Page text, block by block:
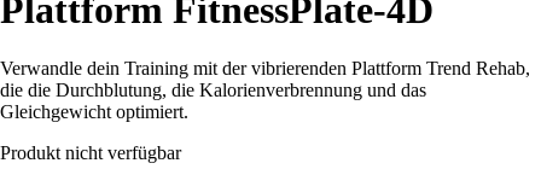
Plattform FitnessPlate-4D
Verwandle dein Training mit der vibrierenden Plattform Trend Rehab,
die die Durchblutung, die Kalorienverbrennung und das
Gleichgewicht optimiert.
Produkt nicht verfügbar